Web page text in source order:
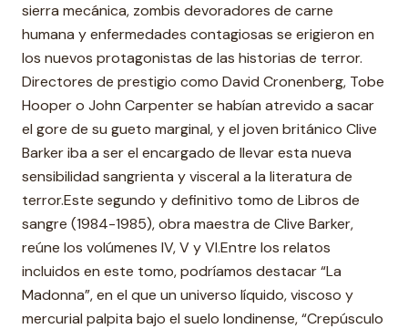
sierra mecánica, zombis devoradores de carne
humana y enfermedades contagiosas se erigieron en
los nuevos protagonistas de las historias de terror.
Directores de prestigio como David Cronenberg, Tobe
Hooper o John Carpenter se habían atrevido a sacar
el gore de su gueto marginal, y el joven británico Clive
Barker iba a ser el encargado de llevar esta nueva
sensibilidad sangrienta y visceral a la literatura de
terror.Este segundo y definitivo tomo de Libros de
sangre (1984-1985), obra maestra de Clive Barker,
reúne los volúmenes IV, V y VI.Entre los relatos
incluidos en este tomo, podríamos destacar “La
Madonna”, en el que un universo líquido, viscoso y
mercurial palpita bajo el suelo londinense, “Crepúsculo